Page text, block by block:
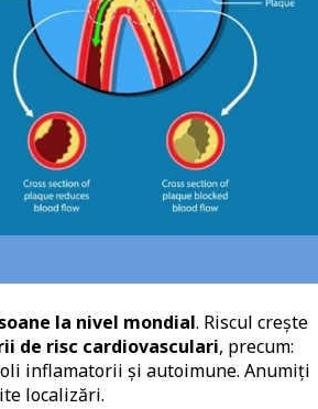
la nivel mondial. Riscul crește
de risc cardiovasculari, precum:
inflamatorii și autoimune. Anumiți
localizări.